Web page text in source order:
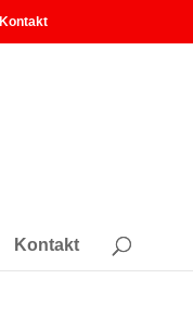
Kontakt
Kontakt